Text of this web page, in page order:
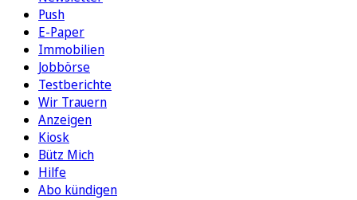
Push
E-Paper
Immobilien
Jobbörse
Testberichte
Wir Trauern
Anzeigen
Kiosk
Bütz Mich
Hilfe
Abo kündigen